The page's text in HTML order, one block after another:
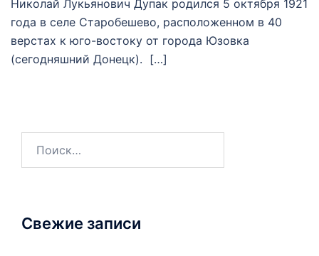
Николай Лукьянович Дупак родился 5 октября 1921
года в селе Старобешево, расположенном в 40
верстах к юго-востоку от города Юзовка
(сегодняшний Донецк). […]
Свежие записи